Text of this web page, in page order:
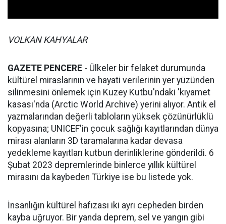
VOLKAN KAHYALAR
GAZETE PENCERE - Ülkeler bir felaket durumunda
kültürel miraslarının ve hayati verilerinin yer yüzünden
silinmesini önlemek için Kuzey Kutbu'ndaki 'kıyamet
kasası'nda (Arctic World Archive) yerini alıyor. Antik el
yazmalarından değerli tabloların yüksek çözünürlüklü
kopyasına; UNICEF'in çocuk sağlığı kayıtlarından dünya
mirası alanların 3D taramalarına kadar devasa
yedekleme kayıtları kutbun derinliklerine gönderildi. 6
Şubat 2023 depremlerinde binlerce yıllık kültürel
mirasını da kaybeden Türkiye ise bu listede yok.
İnsanlığın kültürel hafızası iki ayrı cepheden birden
kayba uğruyor. Bir yanda deprem, sel ve yangın gibi